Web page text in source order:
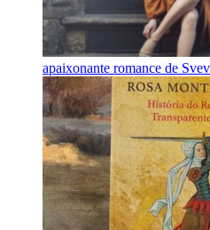
apaixonante romance de